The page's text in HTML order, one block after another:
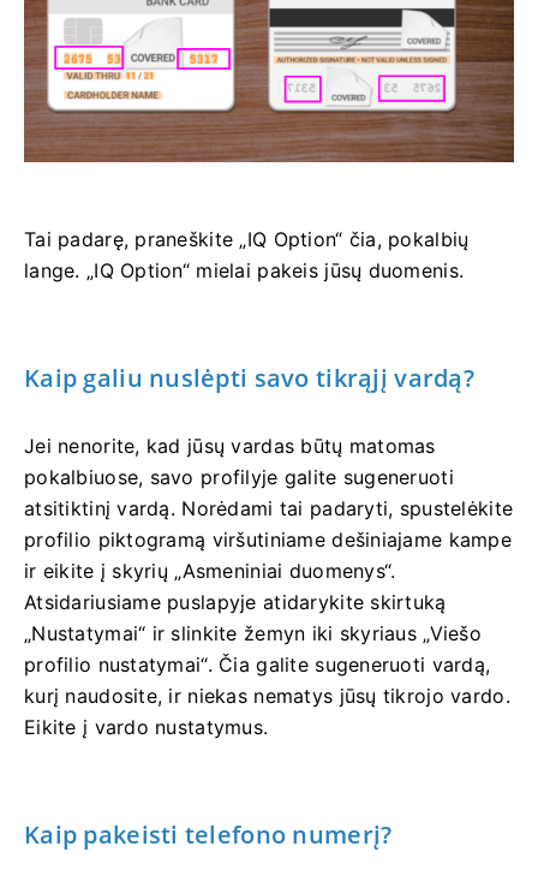
Tai padarę, praneškite „IQ Option“ čia, pokalbių
lange. „IQ Option“ mielai pakeis jūsų duomenis.
Kaip galiu nuslėpti savo tikrąjį vardą?
Jei nenorite, kad jūsų vardas būtų matomas
pokalbiuose, savo profilyje galite sugeneruoti
atsitiktinį vardą. Norėdami tai padaryti, spustelėkite
profilio piktogramą viršutiniame dešiniajame kampe
ir eikite į skyrių „Asmeniniai duomenys“.
Atsidariusiame puslapyje atidarykite skirtuką
„Nustatymai“ ir slinkite žemyn iki skyriaus „Viešo
profilio nustatymai“. Čia galite sugeneruoti vardą,
kurį naudosite, ir niekas nematys jūsų tikrojo vardo.
Eikite į vardo nustatymus.
Kaip pakeisti telefono numerį?